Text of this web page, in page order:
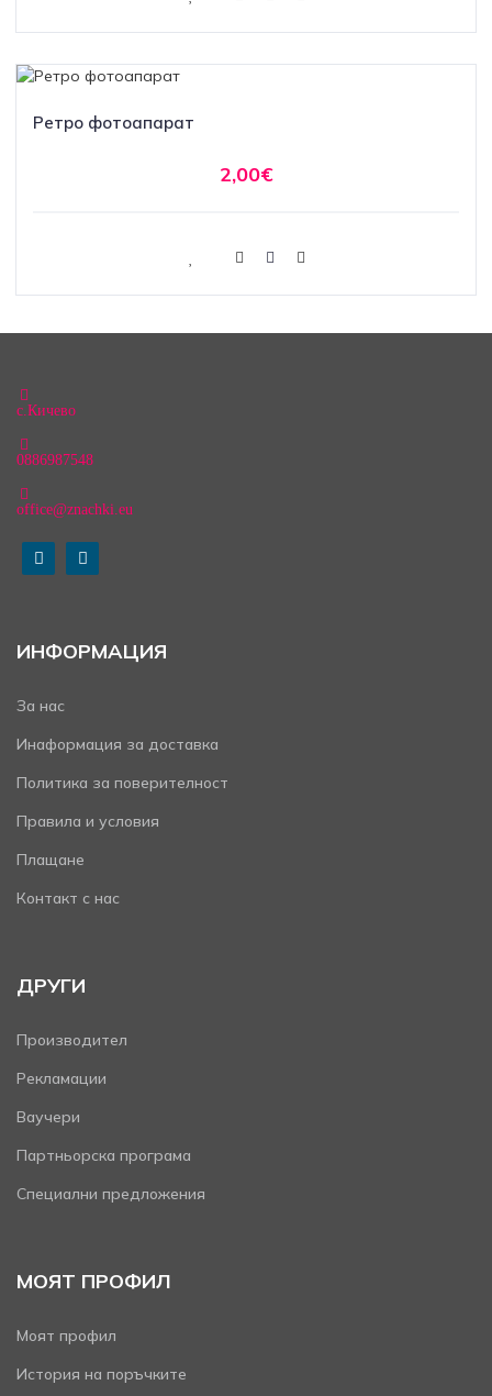
Ретро фотоапарат
2,00€
с.Кичево
0886987548
office@znachki.eu
ИНФОРМАЦИЯ
За нас
Инаформация за доставка
Политика за поверителност
Правила и условия
Плащане
Контакт с нас
ДРУГИ
Производител
Рекламации
Ваучери
Партньорска програма
Специални предложения
МОЯТ ПРОФИЛ
Моят профил
История на поръчките